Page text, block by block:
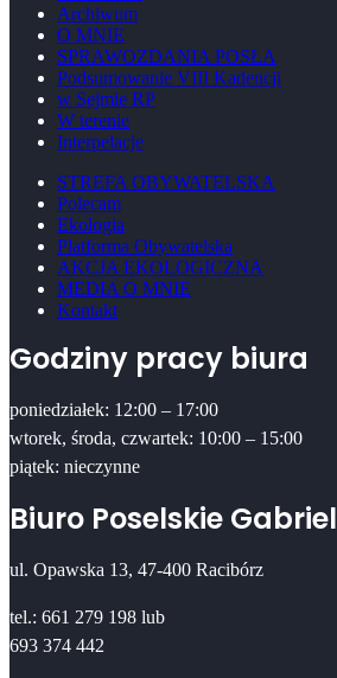
Archiwum
O MNIE
SPRAWOZDANIA POSŁA
Podsumowanie VIII Kadencji
w Sejmie RP
W terenie
Interpelacje
STREFA OBYWATELSKA
Polecam
Ekologia
Platforma Obywatelska
AKCJA EKOLOGICZNA
MEDIA O MNIE
Kontakt
Godziny pracy biura
poniedziałek: 12:00 – 17:00
wtorek, środa, czwartek: 10:00 – 15:00
piątek: nieczynne
Biuro Poselskie
ul. Opawska 13, 47-400 Racibórz
tel.: 661 279 198 lub
693 374 442